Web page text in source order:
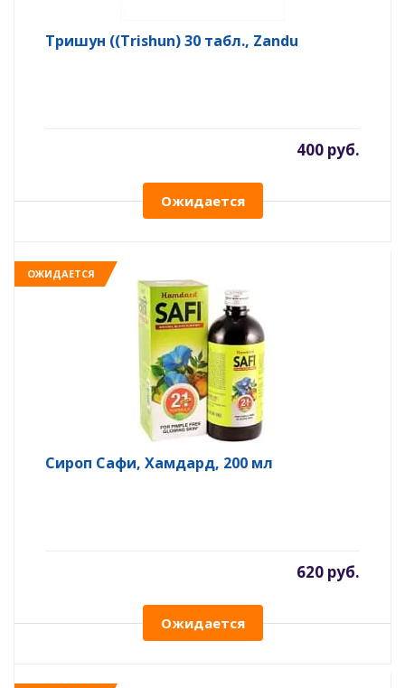
Тришун ((Trishun) 30 табл., Zandu
400 руб.
Ожидается
ОЖИДАЕТСЯ
Сироп Сафи, Хамдард, 200 мл
620 руб.
Ожидается